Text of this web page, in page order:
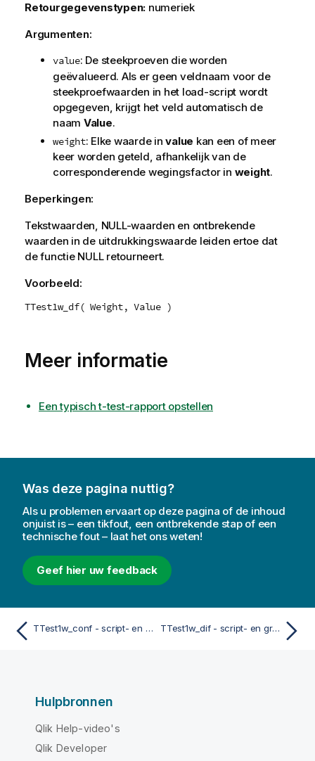
Retourgegevenstypen: numeriek
Argumenten:
value: De steekproeven die worden
geëvalueerd. Als er geen veldnaam voor de
steekproefwaarden in het load-script wordt
opgegeven, krijgt het veld automatisch de
naam Value.
weight: Elke waarde invalue kan een of meer
keer worden geteld, afhankelijk van de
corresponderende wegingsfactor in weight.
Beperkingen:
Tekstwaarden, NULL-waarden en ontbrekende
waarden in de uitdrukkingswaarde leiden ertoe dat
de functie NULLretourneert.
Voorbeeld:
TTest1w_df( Weight, Value )
Meer informatie
Een typisch t-test-rapport opstellen
Was deze pagina nuttig?
Als u problemen ervaart op deze pagina of de inhoud
onjuist is – een tikfout, een ontbrekende stap of een
technische fout – laat het ons weten!
Geef hier uw feedback
TTest1w_conf - script- en grafiekfunctie TTest1w_dif - script- en grafiekfunctie
Hulpbronnen
Qlik Help-video's
Qlik Developer